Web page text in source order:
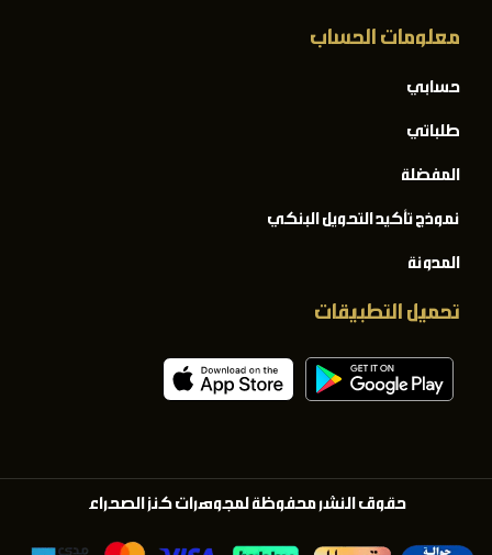
معلومات الحساب
حسابي
طلباتي
المفضلة
نموذج تأكيد التحويل البنكي
المدونة
تحميل التطبيقات
حقوق النشر محفوظة لمجوهرات كنز الصحراء